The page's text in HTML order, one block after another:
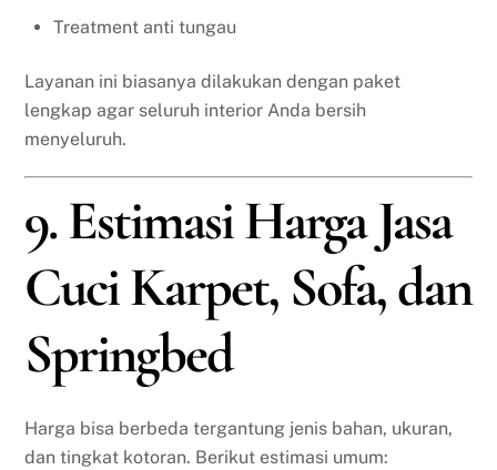
Treatment anti tungau
Layanan ini biasanya dilakukan dengan paket
lengkap agar seluruh interior Anda bersih
menyeluruh.
9. Estimasi Harga Jasa
Cuci Karpet, Sofa, dan
Springbed
Harga bisa berbeda tergantung jenis bahan, ukuran,
dan tingkat kotoran. Berikut estimasi umum: